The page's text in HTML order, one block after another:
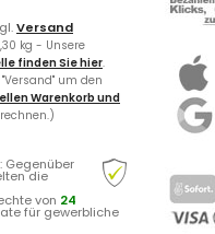
Versand
kg - Unsere
finden Sie hier.
um den
Warenkorb und
Gegenüber
die
von 24
für gewerbliche